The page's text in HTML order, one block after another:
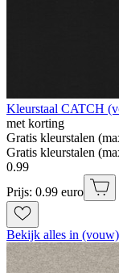
Kleurstaal CATCH
met korting
Gratis kleurstalen
Gratis kleurstalen
0.99
Prijs: 0.99 euro
Bekijk alles in